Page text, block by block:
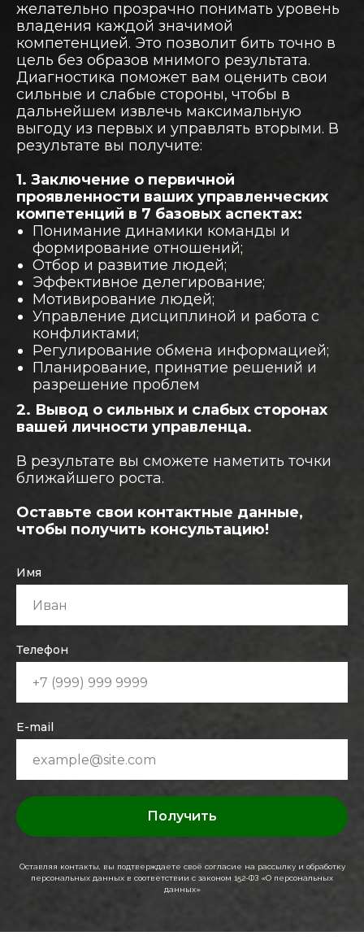
желательно прозрачно понимать уровень
владения каждой значимой
компетенцией. Это позволит бить точно в
цель без образов мнимого результата.
Диагностика поможет вам оценить свои
сильные и слабые стороны, чтобы в
дальнейшем извлечь максимальную
выгоду из первых и управлять вторыми. В
результате вы получите:
1. Заключение о первичной
проявленности ваших управленческих
компетенций в 7 базовых аспектах:
Понимание динамики команды и
формирование отношений;
Отбор и развитие людей;
Эффективное делегирование;
Мотивирование людей;
Управление дисциплиной и работа с
конфликтами;
Регулирование обмена информацией;
Планирование, принятие решений и
разрешение проблем
2. Вывод о сильных и слабых сторонах
вашей личности управленца.
В результате вы сможете наметить точки
ближайшего роста.
Оставьте свои контактные данные,
чтобы получить консультацию!
Имя
Телефон
E-mail
Получить
Оставляя контакты, вы подтверждаете своё согласие на рассылку и обработку
персональных данных в соответствии с законом 152-ФЗ «О персональных
данных»